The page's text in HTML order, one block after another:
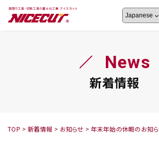
旋盤工具シリーズ
シリーズ
フェイス・ショルダーシリーズかんたんオ
トラブルシューティング
ロックピンの逆ジメに注意
News
新着情報
TOP > 新着情報 > お知らせ > 年末年始の休暇のお知